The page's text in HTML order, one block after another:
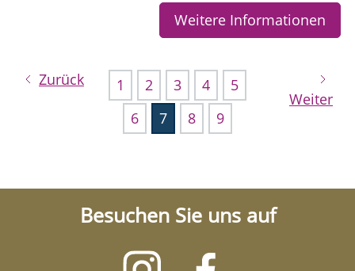
Weitere Informationen
Zurück
Weiter
1 2 3 4
5
6
7 8 9
Besuchen Sie uns auf
Besuchen
Besuchen